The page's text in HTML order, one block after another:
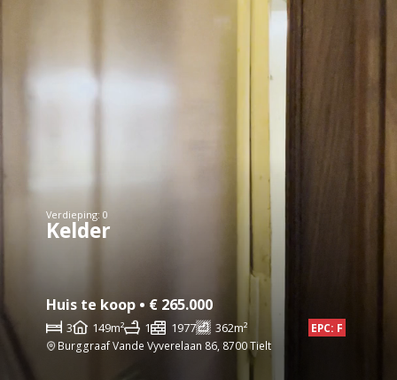
Verdieping: 0
Kelder
Huis te koop • € 265.000
3 149m² 1 1977 362m²
EPC: F
Burggraaf Vande Vyverelaan 86, 8700 Tielt